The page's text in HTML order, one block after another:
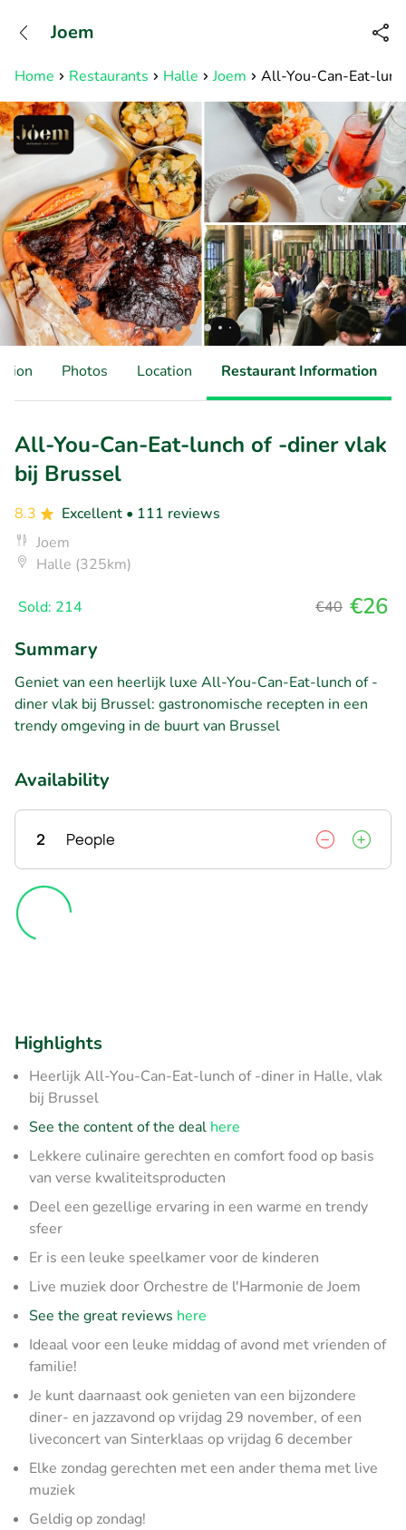
Available until 23:00
Home Restaurants Halle Joem All-You-Can-Eat-
Joem
Photos Location Restaurant Information
All-You-Can-Eat-lunch of -diner vlak
bij Brussel
8.3 Excellent • 111 reviews
Joem
Halle (325km)
Sold: 214 €40 €26
Summary
Geniet van een heerlijk luxe All-You-Can-Eat-lunch of -
diner vlak bij Brussel: gastronomische recepten in een
trendy omgeving in de buurt van Brussel
Availability
2 People
Highlights
Heerlijk All-You-Can-Eat-lunch of -diner in Halle, vlak
bij Brussel
See the content of the deal here
Lekkere culinaire gerechten en comfort food op basis
van verse kwaliteitsproducten
Deel een gezellige ervaring in een warme en trendy
sfeer
Er is een leuke speelkamer voor de kinderen
Live muziek door Orchestre de l'Harmonie de Joem
See the great reviews here
Ideaal voor een leuke middag of avond met vrienden of
familie!
Je kunt daarnaast ook genieten van een bijzondere
diner- en jazzavond op vrijdag 29 november, of een
liveconcert van Sinterklaas op vrijdag 6 december
Elke zondag gerechten met een ander thema met live
muziek
Geldig op zondag!